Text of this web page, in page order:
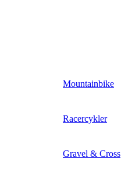
Mountainbike
Racercykler
Gravel & Cross